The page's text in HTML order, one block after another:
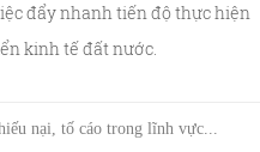
đẩy nhanh tiến độ thực hiện
kinh tế đất nước.
nại, tố cáo trong lĩnh vực...